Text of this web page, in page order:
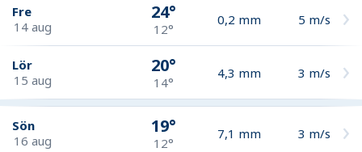
Fre
14 aug
24°
12°
0,2 mm 5 m/s
Lör
15 aug
20°
14°
4,3 mm 3 m/s
Sön
16 aug
19°
12°
7,1 mm 3 m/s